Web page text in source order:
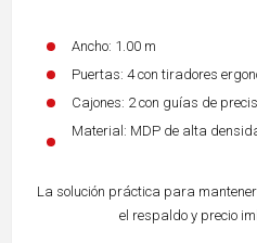
Ancho: 1.00 m
Puertas: 4 con tiradores
Cajones: 2 con guías de
Material: MDP de alta
La solución práctica para
el respaldo y precio